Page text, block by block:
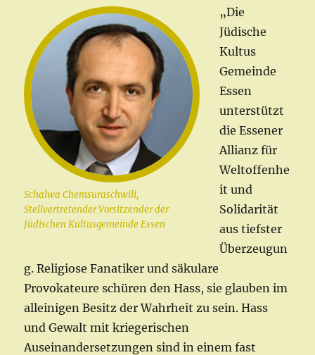
Schalwa Chemsuraschwili,
Stellvertretender Vorsitzender der
Jüdischen Kultusgemeinde Essen
„Die
Jüdische
Kultus
Gemeinde
Essen
unterstützt
die Essener
Allianz für
Weltoffenhe
it und
Solidarität
aus tiefster
Überzeugun
g. Religiose Fanatiker und säkulare
Provokateure schüren den Hass, sie glauben im
alleinigen Besitz der Wahrheit zu sein. Hass
und Gewalt mit kriegerischen
Auseinandersetzungen sind in einem fast